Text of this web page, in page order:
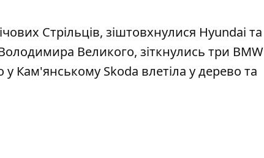
Стрільців, зіштовхнулися Hyundai та
Великого, зіткнулись три BMW
у Кам'янському Skoda влетіла у дерево та